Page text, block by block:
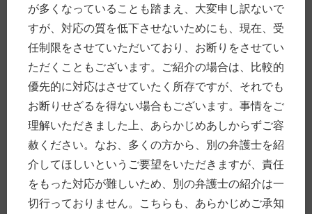
その他
Uncategorized
タグ付け
レビュー (50)
事務所 (43)
豊前 (42)
交通事故 (31)
刑事 (29)
経営 (27)
犯罪 (20)
相続 (18)
が多くなっていることも踏まえ、大変申し訳ないで
すが、対応の質を低下させないためにも、現在、受
任制限をさせていただいており、お断りをさせてい
ただくこともございます。ご紹介の場合は、比較的
優先的に対応はさせていたく所存ですが、それでも
お断りせざるを得ない場合もございます。事情をご
理解いただきました上、あらかじめあしからずご容
赦ください。なお、多くの方から、別の弁護士を紹
介してほしいというご要望をいただきますが、責任
をもった対応が難しいため、別の弁護士の紹介は一
切行っておりません。こちらも、あらかじめご承知